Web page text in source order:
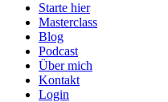
Starte hier
Masterclass
Blog
Podcast
Über mich
Kontakt
Login